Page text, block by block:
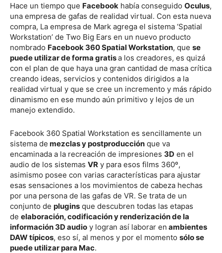
Hace un tiempo que Facebook había conseguido Oculus,
una empresa de gafas de realidad virtual. Con esta nueva
compra, La empresa de Mark agrega el sistema ‘Spatial
Workstation’ de Two Big Ears en un nuevo producto
nombrado Facebook 360 Spatial Workstation, que se
puede utilizar de forma gratisa los creadores, es quizá
con el plan de que haya una gran cantidad de masa crítica
creando ideas, servicios y contenidos dirigidos a la
realidad virtual y que se cree un incremento y más rápido
dinamismo en ese mundo aún primitivo y lejos de un
manejo extendido.
Facebook 360 Spatial Workstation es sencillamente un
sistema de mezclas y postproducción que va
encaminada a la recreación de impresiones 3D en el
audio de los sistemas VR y para esos films 360º,
asimismo posee con varias características para ajustar
esas sensaciones a los movimientos de cabeza hechas
por una persona de las gafas de VR. Se trata de un
conjunto de plugins que descubren todas las etapas
de elaboración, codificación y renderización de la
información 3D audio y logran así laborar en ambientes
DAW típicos, eso sí, al menos y por el momento sólo se
puede utilizar para Mac.